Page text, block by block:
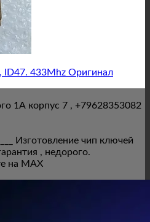
ID47. 433Mhz Оригинал
1А корпус 7 , +79628353082
Изготовление чип ключей
, недорого.
на MAX